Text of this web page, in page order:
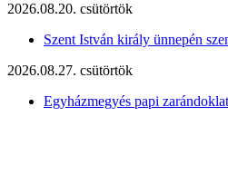
2026.08.20. csütörtök
Szent István király ünnepén
2026.08.27. csütörtök
Egyházmegyés papi zarándoklat